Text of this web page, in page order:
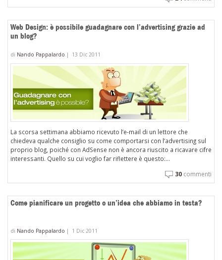
Web Design: è possibile guadagnare con l’advertising grazie ad
un blog?
di Nando Pappalardo | 13 Dic 2011
La scorsa settimana abbiamo ricevuto l’e-mail di un lettore che
chiedeva qualche consiglio su come comportarsi con l’advertising sul
proprio blog, poiché con AdSense non è ancora riuscito a ricavare cifre
interessanti. Quello su cui voglio far riflettere è questo:...
30 commenti
Come pianificare un progetto o un’idea che abbiamo in testa?
di Nando Pappalardo | 1 Dic 2011